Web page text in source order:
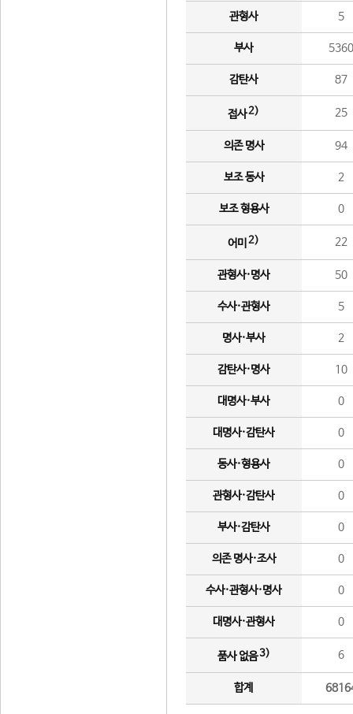
관형사 5
부사 5360
감탄사 87
접사2) 25
의존 명사 94
보조 동사 2
보조 형용사 0
어미 2) 22
관형사·명사 50
수사·관형사 5
명사·부사 2
감탄사·명사 10
대명사·부사 0
대명사·감탄사 0
동사·형용사 0
관형사·감탄사 0
부사·감탄사 0
의존 명사·조사 0
수사·관형사·명사 0
대명사·관형사 0
품사 없음3) 6
합계